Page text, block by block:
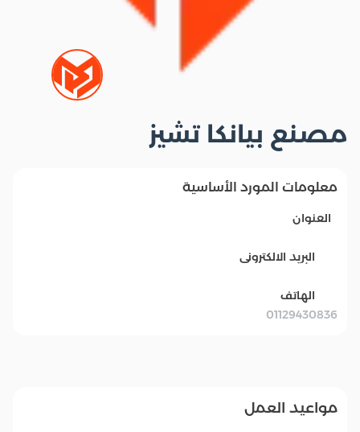
مصنع بيانكا تشيز
معلومات المورد الأساسية
العنوان
البريد الالكترونى
الهاتف
01129430836
مواعيد العمل